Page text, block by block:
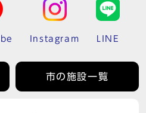
Instagram LINE
市の施設一覧